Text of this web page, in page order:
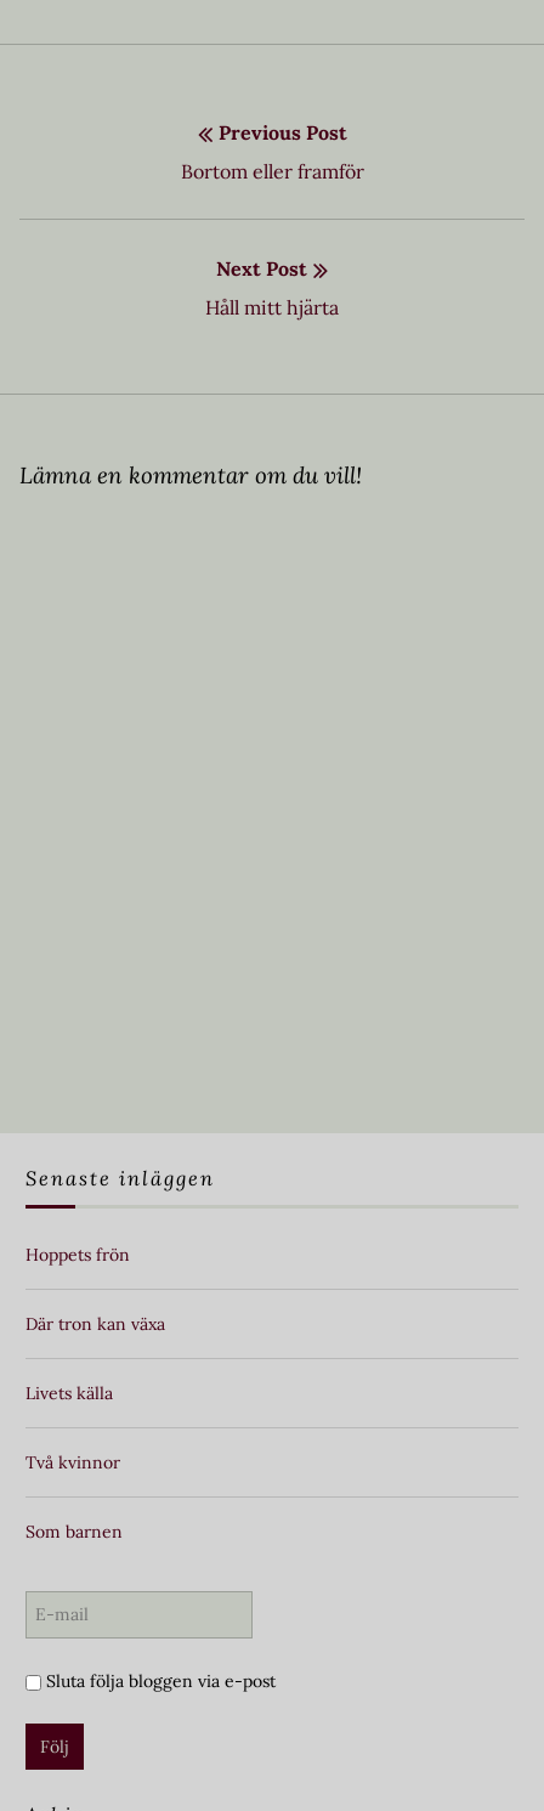
Previous Post
Previous
Bortom eller framför
Next Post
Next
Håll mitt hjärta
Lämna en kommentar om du vill!
Senaste inläggen
Hoppets frön
Där tron kan växa
Livets källa
Två kvinnor
Som barnen
Sluta följa bloggen via e-post